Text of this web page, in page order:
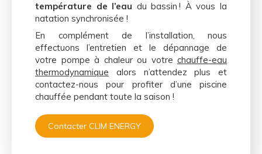
température de l’eau du bassin ! À vous la
natation synchronisée !
En complément de l’installation, nous
effectuons l’entretien et le dépannage de
votre pompe à chaleur ou votre chauffe-eau
thermodynamique alors n’attendez plus et
contactez-nous pour profiter d’une piscine
chauffée pendant toute la saison !
Contacter CLIM ENERGY